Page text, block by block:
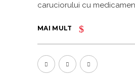
caruciorului cu
MAI MULT